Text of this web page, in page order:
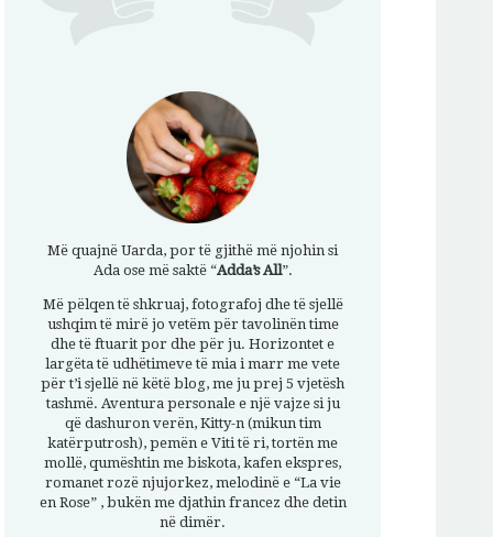
Më quajnë Uarda, por të gjithë më njohin si
Ada ose më saktë “Adda’s All”.
Më pëlqen të shkruaj, fotografoj dhe të sjellë
ushqim të mirë jo vetëm për tavolinën time
dhe të ftuarit por dhe për ju. Horizontet e
largëta të udhëtimeve të mia i marr me vete
për t’i sjellë në këtë blog, me ju prej 5 vjetësh
tashmë. Aventura personale e një vajze si ju
që dashuron verën, Kitty-n (mikun tim
katërputrosh), pemën e Viti të ri, tortën me
mollë, qumështin me biskota, kafen ekspres,
romanet rozë njujorkez, melodinë e “La vie
en Rose” , bukën me djathin francez dhe detin
në dimër.